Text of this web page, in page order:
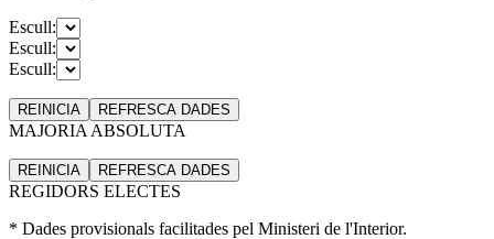
Escull:
Escull:
Escull:
REINICIA REFRESCA DADES
MAJORIA ABSOLUTA
REINICIA REFRESCA DADES
REGIDORS ELECTES
* Dades provisionals facilitades pel Ministeri de l'Interior.